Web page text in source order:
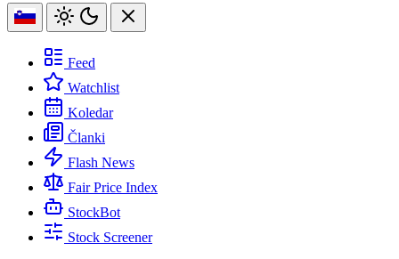
Feed
Watchlist
Koledar
Članki
Flash News
Fair Price Index
StockBot
Stock Screener